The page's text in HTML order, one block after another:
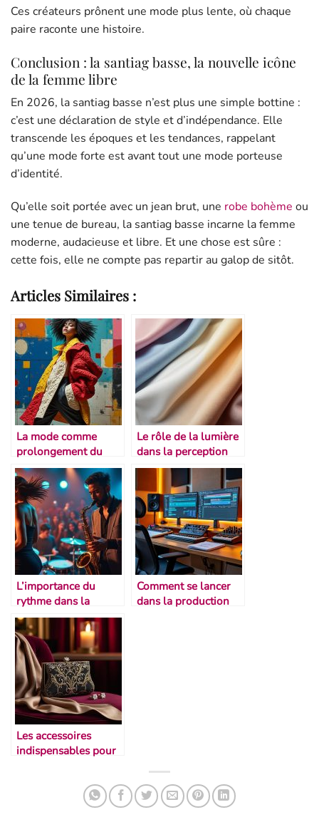
Ces créateurs prônent une mode plus lente, où chaque
paire raconte une histoire.
Conclusion : la santiag basse, la nouvelle icône
de la femme libre
En 2026, la santiag basse n’est plus une simple bottine :
c’est une déclaration de style et d’indépendance. Elle
transcende les époques et les tendances, rappelant
qu’une mode forte est avant tout une mode porteuse
d’identité.
Qu’elle soit portée avec un jean brut, une robe bohème ou
une tenue de bureau, la santiag basse incarne la femme
moderne, audacieuse et libre. Et une chose est sûre :
cette fois, elle ne compte pas repartir au galop de sitôt.
Articles Similaires :
La mode comme
prolongement du
mouvement
artistique
Le rôle de la lumière
dans la perception
des tissus
L’importance du
rythme dans la
performance
Comment se lancer
dans la production
Les accessoires
indispensables pour